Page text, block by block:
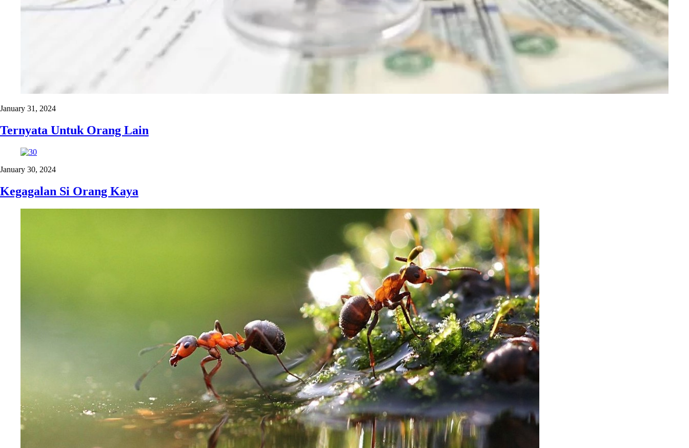
January 31, 2024
Ternyata Untuk Orang Lain
January 30, 2024
Kegagalan Si Orang Kaya